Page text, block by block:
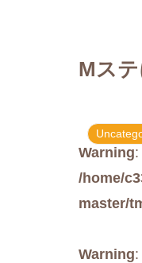
Mス
Warning
/home/
master/
Warning